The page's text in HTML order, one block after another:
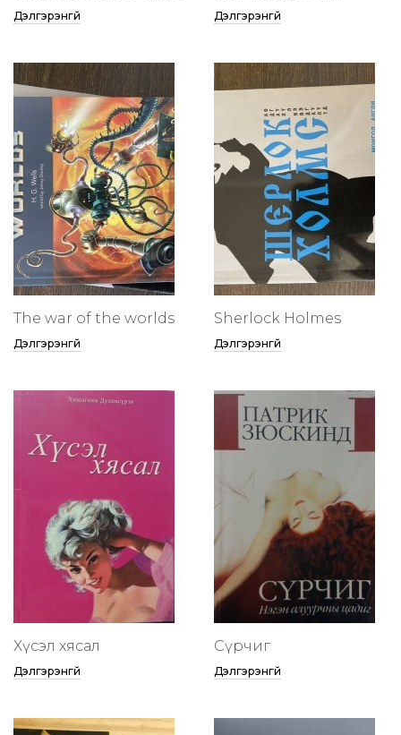
Дэлгэрэнгүй Дэлгэрэнгүй
The war of the worlds
Дэлгэрэнгүй
Sherlock Holmes
Дэлгэрэнгүй
Хүсэл хясал
Дэлгэрэнгүй
Сүрчиг
Дэлгэрэнгүй